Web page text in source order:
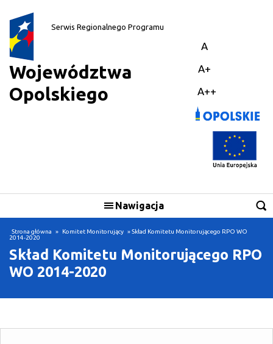
Serwis Regionalnego Programu
Województwa
Opolskiego
A
A+
A++
Nawigacja
Skorzystaj
Realizuję projekt
Strona główna » Komitet Monitorujący » Skład Komitetu Monitorującego RPO WO
2014-2020
Skład Komitetu Monitorującego RPO
WO 2014-2020